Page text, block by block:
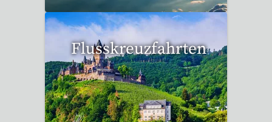
Flusskreuzfahrten